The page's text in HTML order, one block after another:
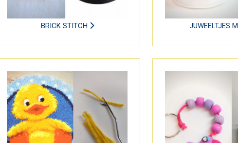
BRICK STITCH JUWEELTJES